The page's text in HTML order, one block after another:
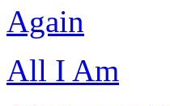
Again
All I Am